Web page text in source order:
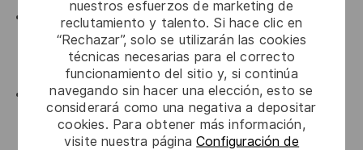
nuestros esfuerzos de marketing de
reclutamiento y talento. Si hace clic en
“Rechazar”, solo se utilizarán las cookies
técnicas necesarias para el correcto
funcionamiento del sitio y, si continúa
navegando sin hacer una elección, esto se
considerará como una negativa a depositar
cookies. Para obtener más información,
visite nuestra páginaConfiguración de
Sécuriser les gains obtenus - Assurer la pérennité
des améliorations via des audits réguliers, des
revues de performance et des plans d’actions
robustes,
Stimuler l’innovation opérationnelle - Encourager
l’expérimentation, tester de nouvelles technologies
et transformer les idées terrain en solutions